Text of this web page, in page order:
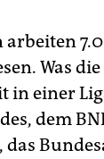
arbeiten
Was
in einer
dem